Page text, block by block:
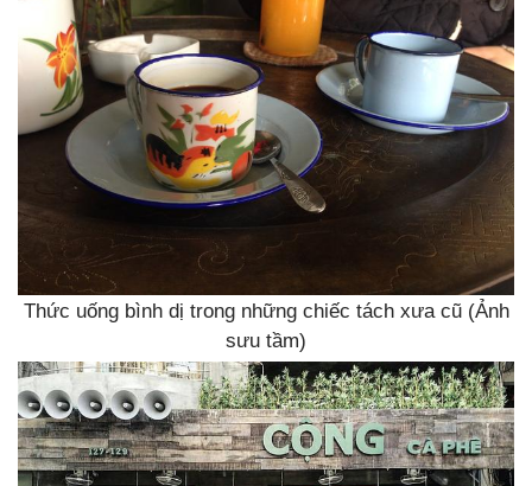
Thức uống bình dị trong những chiếc tách xưa cũ (Ảnh
sưu tầm)